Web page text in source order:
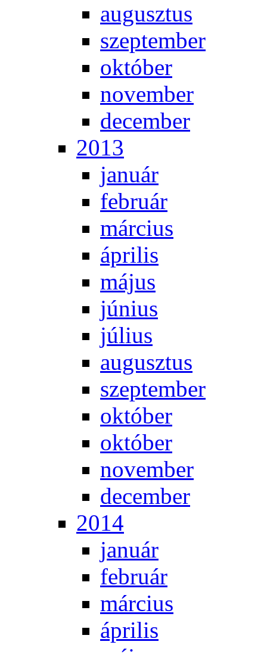
au­gusz­tus
szep­tem­ber
ok­tó­ber
no­vem­ber
de­cem­ber
2013
ja­nu­ár
feb­ru­ár
már­ci­us
áp­ri­lis
má­jus
jú­ni­us
jú­li­us
au­gusz­tus
szep­tem­ber
ok­tó­ber
ok­tó­ber
no­vem­ber
de­cem­ber
2014
ja­nu­ár
feb­ru­ár
már­ci­us
áp­ri­lis